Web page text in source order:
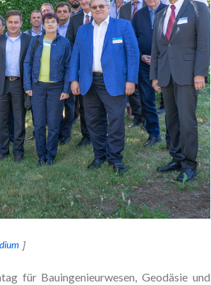
für Bauingenieurwesen, Geodäsie und